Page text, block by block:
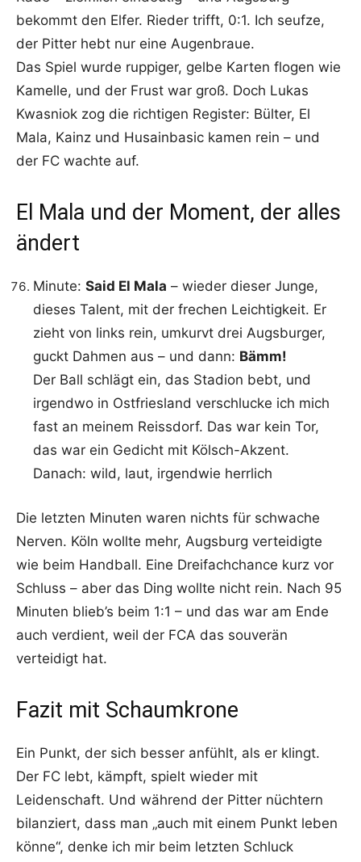
bekommt den Elfer. Rieder trifft, 0:1. Ich seufze,
der Pitter hebt nur eine Augenbraue.
Das Spiel wurde ruppiger, gelbe Karten flogen wie
Kamelle, und der Frust war groß. Doch Lukas
Kwasniok zog die richtigen Register: Bülter, El
Mala, Kainz und Husainbasic kamen rein – und
der FC wachte auf.
El Mala und der Moment, der alles
ändert
Minute: Said El Mala – wieder dieser Junge,
dieses Talent, mit der frechen Leichtigkeit. Er
zieht von links rein, umkurvt drei Augsburger,
guckt Dahmen aus – und dann: Bämm!
Der Ball schlägt ein, das Stadion bebt, und
irgendwo in Ostfriesland verschlucke ich mich
fast an meinem Reissdorf. Das war kein Tor,
das war ein Gedicht mit Kölsch-Akzent.
Danach: wild, laut, irgendwie herrlich
Die letzten Minuten waren nichts für schwache
Nerven. Köln wollte mehr, Augsburg verteidigte
wie beim Handball. Eine Dreifachchance kurz vor
Schluss – aber das Ding wollte nicht rein. Nach 95
Minuten blieb’s beim 1:1 – und das war am Ende
auch verdient, weil der FCA das souverän
verteidigt hat.
Fazit mit Schaumkrone
Ein Punkt, der sich besser anfühlt, als er klingt.
Der FC lebt, kämpft, spielt wieder mit
Leidenschaft. Und während der Pitter nüchtern
bilanziert, dass man „auch mit einem Punkt leben
könne“, denke ich mir beim letzten Schluck